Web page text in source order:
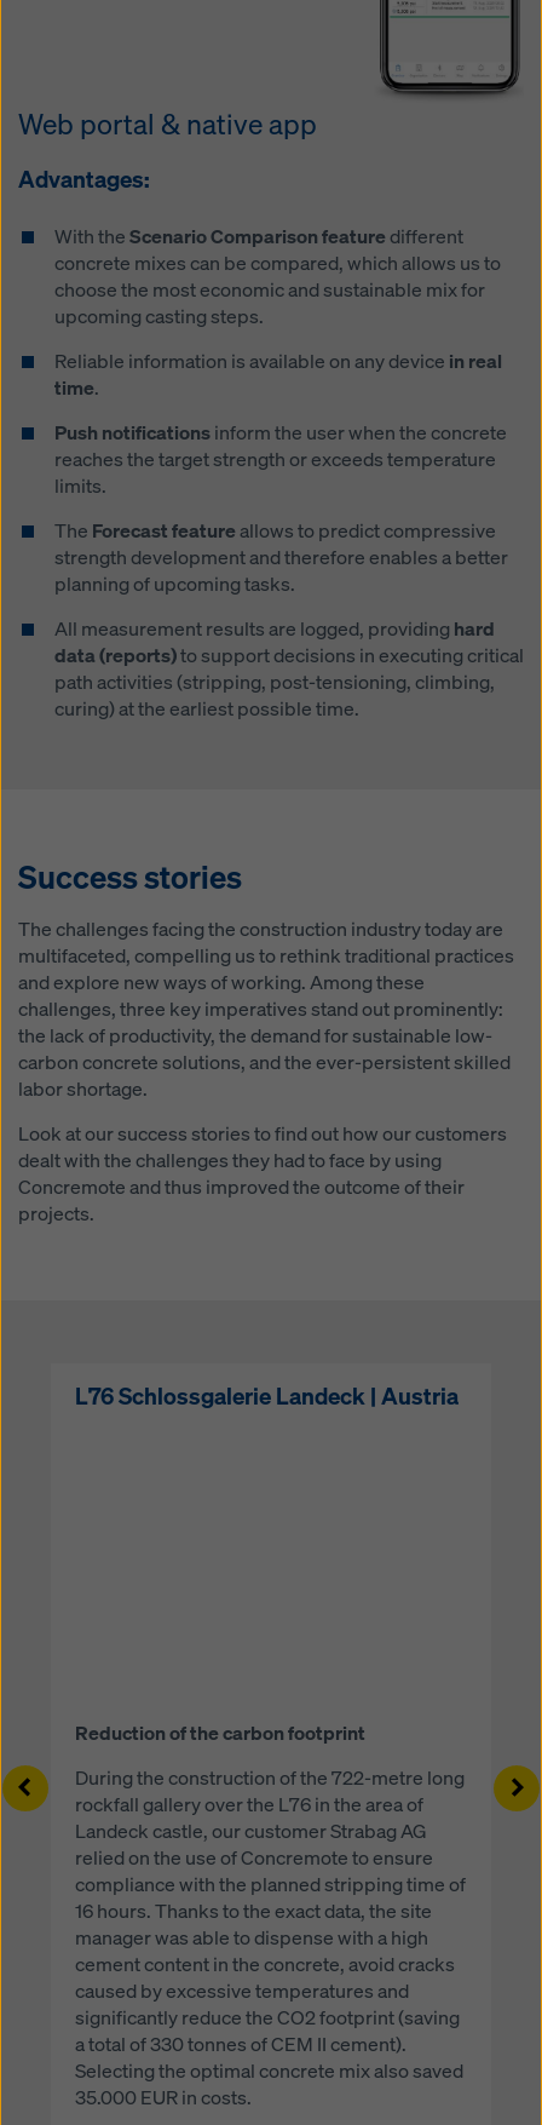
Web portal & native app
Advantages:
With theScenario Comparison featuredifferent
concrete mixes can be compared, which allows us to
choose the most economic and sustainable mix for
upcoming casting steps.
Reliable information is available on any device in real
time.
Push notificationsinform the user when the concrete
reaches the target strength or exceeds temperature
limits.
The Forecast featureallows to predict compressive
strength development and therefore enables a better
planning of upcoming tasks.
All measurement results are logged, providing hard
data (reports)to support decisions in executing critical
path activities (stripping, post-tensioning, climbing,
curing) at the earliest possible time.
Success stories
The challenges facing the construction industry today are
multifaceted, compelling us to rethink traditional practices
and explore new ways of working. Among these
challenges, three key imperatives stand out prominently:
the lack of productivity, the demand for sustainable low-
carbon concrete solutions, and the ever-persistent skilled
labor shortage.
Look at our success stories to find out how our customers
dealt with the challenges they had to face by using
Concremote and thus improved the outcome of their
projects.
L76 Schlossgalerie Landeck | Austria
Reduction of the carbon footprint
During the construction of the 722-metre long
rockfall gallery over the L76 in the area of
Landeck castle, our customer Strabag AG
relied on the use of Concremote to ensure
compliance with the planned stripping time of
16 hours. Thanks to the exact data, the site
manager was able to dispense with a high
cement content in the concrete, avoid cracks
caused by excessive temperatures and
significantly reduce the CO2 footprint (saving
a total of 330 tonnes of CEM II cement).
Selecting the optimal concrete mix also saved
35.000 EUR in costs.
Left